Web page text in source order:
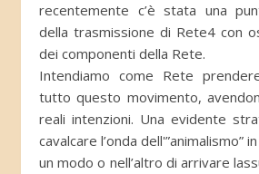
recentemente c’è stata una
della trasmissione di Rete4 con
dei componenti della Rete.
Intendiamo come Rete
tutto questo movimento,
reali intenzioni. Una evidente
cavalcare l’onda dell'”animalismo”
un modo o nell’altro di arrivare